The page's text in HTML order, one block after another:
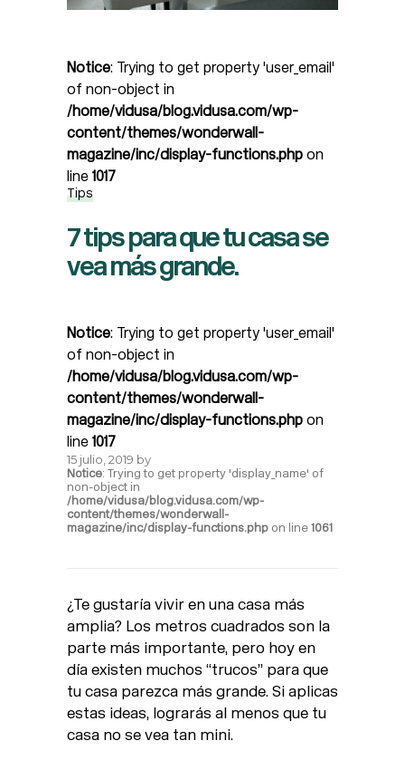
Notice: Trying to get property 'user_email'
of non-object in
/home/vidusa/blog.vidusa.com/wp-
content/themes/wonderwall-
magazine/inc/display-functions.php on
line 1017
Tips
7 tips para que tu casa se
vea más grande.
Notice: Trying to get property 'user_email'
of non-object in
/home/vidusa/blog.vidusa.com/wp-
content/themes/wonderwall-
magazine/inc/display-functions.php on
line 1017
15 julio, 2019 by
Notice: Trying to get property 'display_name' of
non-object in
/home/vidusa/blog.vidusa.com/wp-
content/themes/wonderwall-
magazine/inc/display-functions.php on line 1061
¿Te gustaría vivir en una casa más
amplia? Los metros cuadrados son la
parte más importante, pero hoy en
día existen muchos “trucos” para que
tu casa parezca más grande. Si aplicas
estas ideas, lograrás al menos que tu
casa no se vea tan mini.